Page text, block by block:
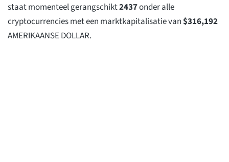
staat momenteel gerangschikt2437onder alle
cryptocurrencies met een marktkapitalisatie van$316,192
AMERIKAANSE DOLLAR.